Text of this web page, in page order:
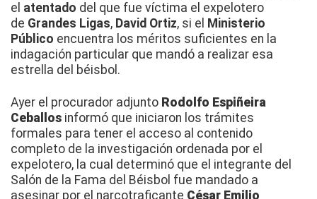
el atentado del que fue víctima el expelotero
de Grandes Ligas, David Ortiz, si el Ministerio
Público encuentra los méritos suficientes en la
indagación particular que mandó a realizar esa
estrella del béisbol.
Ayer el procurador adjunto Rodolfo Espiñeira
Ceballos informó que iniciaron los trámites
formales para tener el acceso al contenido
completo de la investigación ordenada por el
expelotero, la cual determinó que el integrante del
Salón de la Fama del Béisbol fue mandado a
asesinar por el narcotraficante César Emilio